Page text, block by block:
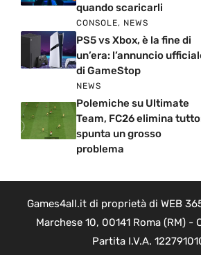
quando scaricarli
CONSOLE, NEWS
PS5 vs Xbox, è la fine di
un’era: l’annuncio
di GameStop
NEWS
Polemiche su Ultimate
Team, FC26 elimina
spunta un grosso
problema
Games4all.it di proprietà di WEB
Marchese 10, 00141 Roma (RM) -
Partita I.V.A.